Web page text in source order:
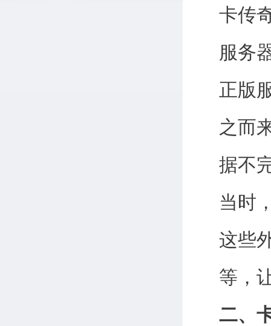
卡传
服务
正版
之而
据不
当时
这些
等，
二、